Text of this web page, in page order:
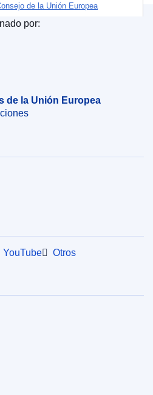
de la Unión Europea
de la Unión Europea
por:
de la Unión Europea
YouTube Otros